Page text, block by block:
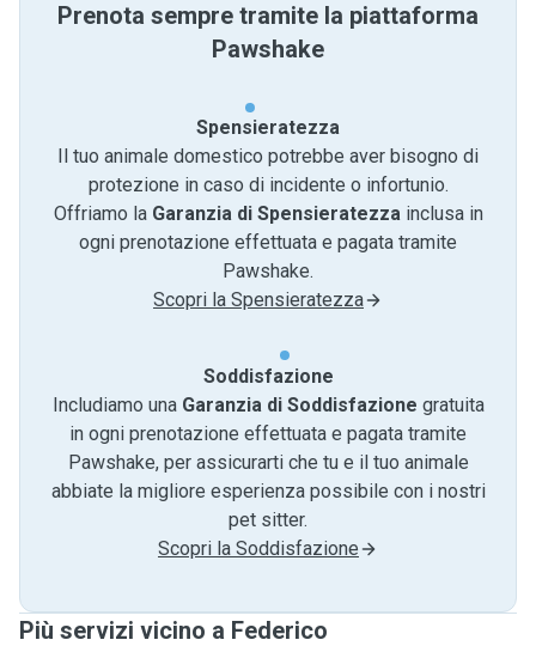
Prenota sempre tramite la piattaforma
Pawshake
Spensieratezza
Il tuo animale domestico potrebbe aver bisogno di
protezione in caso di incidente o infortunio.
Offriamo la Garanzia di Spensieratezzainclusa in
ogni prenotazione effettuata e pagata tramite
Pawshake.
Scopri la Spensieratezza
Soddisfazione
Includiamo una Garanzia di Soddisfazione gratuita
in ogni prenotazione effettuata e pagata tramite
Pawshake, per assicurarti che tu e il tuo animale
abbiate la migliore esperienza possibile con i nostri
pet sitter.
Scopri la Soddisfazione
Più servizi vicino a Federico